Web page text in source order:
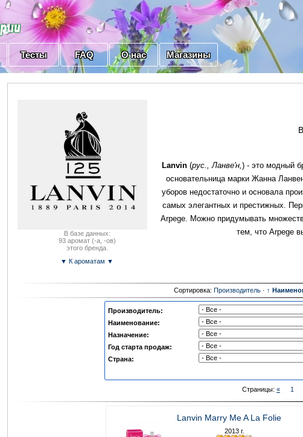
Тесты FAQ О нас Магазины
В базе данных:
93аромат (-a, -ов)
этого бренда.
▼ К ароматам ▼
Lanvin(рус., Ланве'н, ) - это модный
основательница марки Жанна
уборов недостаточно и основала
самых элегантных и престижных.
Arpege. Можно придумывать
тем, что Arpege
Сортировка: Производитель· ↑
Производитель:
Наименование:
Назначение:
Год старта продаж:
Страна:
Страницы: « 1
Lanvin Marry Me A La Folie
2013 г.